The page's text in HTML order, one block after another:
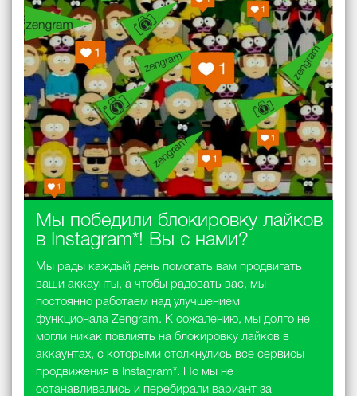
Мы победили блокировку лайков
в Instagram*! Вы с нами?
Мы рады каждый день помогать вам продвигать
ваши аккаунты, а чтобы радовать вас, мы
постоянно работаем над улучшением
функционала Zengram. К сожалению, мы долго не
могли никак повлиять на блокировку лайков в
аккаунтах, с которыми столкнулись все сервисы
продвижения в Instagram*. Но мы не
останавливались и перебирали вариант за